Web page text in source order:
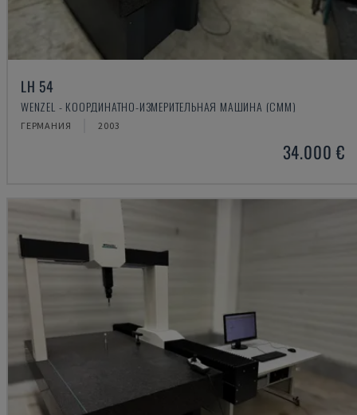
LH 54
WENZEL - КООРДИНАТНО-ИЗМЕРИТЕЛЬНАЯ МАШИНА (CMM)
ГЕРМАНИЯ 2003
34.000 €